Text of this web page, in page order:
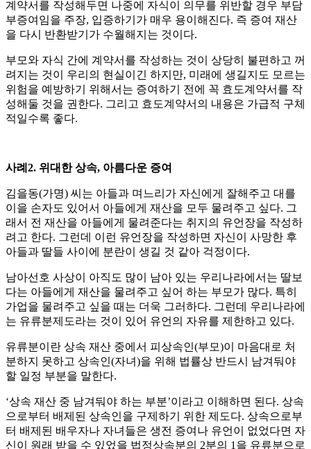
계약서를 작성해두면 나중에 자식이 의무를 위반할 경우 부담
부증여임을 주장, 입증하기가 매우 용이해진다. 즉 증여 재산
을 다시 반환받기가 수월해지는 것이다.
부모와 자식 간에 계약서를 작성하는 것이 상당히 불편하고 꺼
려지는 것이 우리의 현실이긴 하지만, 미래에 생길지도 모르는
위험을 예방하기 위해서는 증여하기 전에 꼭 효도계약서를 작
성해둘 것을 권한다. 그리고 효도계약서의 내용은 가급적 구체
적일수록 좋다.
사례2. 위대한 상속, 아름다운 증여
김을동(가명) 씨는 아들과 며느리가 자신에게 잘해주고 대를
이을 손자도 있어서 아들에게 재산을 모두 물려주고 싶다. 그
래서 전 재산을 아들에게 물려준다는 취지의 유언장을 작성하
려고 한다. 그런데 이런 유언장을 작성하면 자신이 사망한 후
아들과 딸들 사이에 분란이 생길 것 같아 걱정이다.
남아선호 사상이 아직도 많이 남아 있는 우리나라에서는 딸보
다는 아들에게 재산을 물려주고 싶어 하는 부모가 많다. 특히
가업을 물려주고 싶을 때는 더욱 그러하다. 그런데 우리나라에
는 유류분제도라는 것이 있어 유언의 자유를 제한하고 있다.
유류분이란 상속 재산 중에서 피상속인(부모)이 마음대로 처
분하지 못하고 상속인(자녀)을 위해 법률상 반드시 남겨둬야
할 일정 부분을 말한다.
‘상속 재산 중 남겨둬야 하는 부분’이라고 이해하면 된다. 상속
으로부터 배제된 상속인을 구제하기 위한 제도다. 상속으로부
터 배제된 배우자나 자녀들은 생전 증여나 유언이 없었다면 자
신이 원래 받을 수 있었을 법정상속분의 2분의 1을 유류분으로